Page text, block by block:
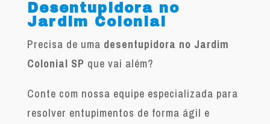
Desentupidora no
Jardim Colonial
Precisa de uma desentupidora no Jardim
Colonial SP que vai além?
Conte com nossa equipe especializada para
resolver entupimentos de forma ágil e